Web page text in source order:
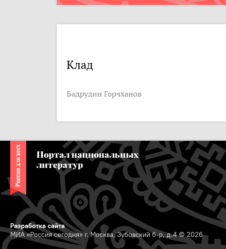
Клад
Бадрудин Горчханов
Портал национальных
литератур
Разработка сайта
МИА «Россия сегодня» г. Москва, Зубовский б-р, д.4 © 2026